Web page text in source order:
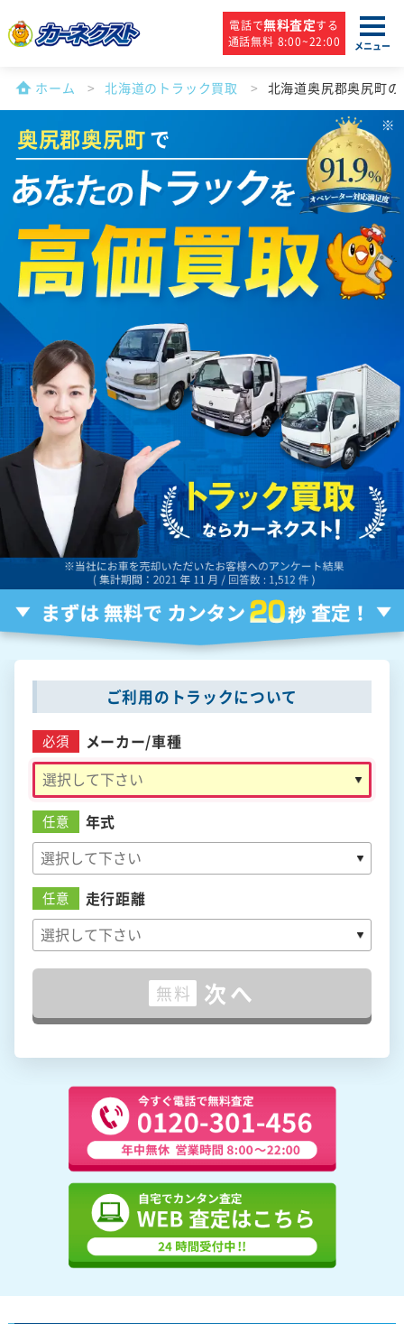
電話で無料査定する
通話無料 8:00~22:00
メニュー
ホーム 北海道のトラック買取 北海道奥尻郡奥尻町
奥尻郡奥尻町で
ご利用のトラックについて
必須 メーカー/車種
任意 年式
任意 走行距離
無料 次へ